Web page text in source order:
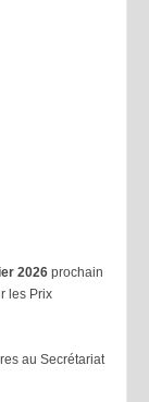
2026 prochain
les Prix
au Secrétariat